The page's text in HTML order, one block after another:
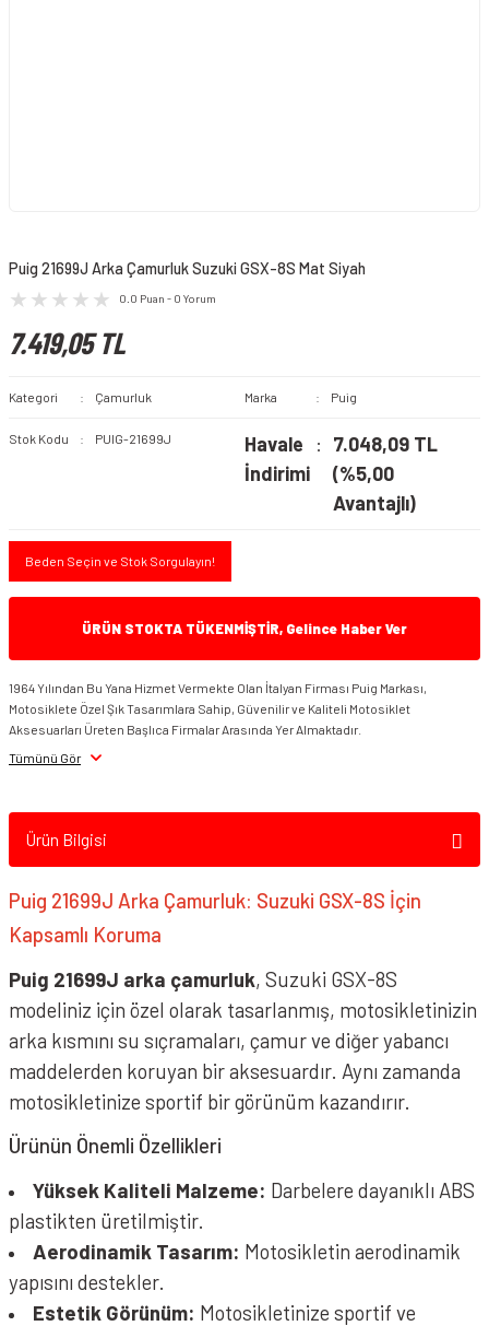
Puig 21699J Arka Çamurluk Suzuki GSX-8S Mat Siyah
0.0 Puan - 0 Yorum
7.419,05 TL
Kategori Çamurluk Marka Puig
Stok Kodu PUIG-21699J
Havale
İndirimi
7.048,09 TL
(%5,00
Avantajlı)
Beden Seçin ve Stok Sorgulayın!
ÜRÜN STOKTA TÜKENMİŞTİR, Gelince Haber Ver
1964 Yılından Bu Yana Hizmet Vermekte Olan İtalyan Firması Puig Markası,
Motosiklete Özel Şık Tasarımlara Sahip, Güvenilir ve Kaliteli Motosiklet
Aksesuarları Üreten Başlıca Firmalar Arasında Yer Almaktadır.
Tümünü Gör
Ürün Bilgisi
Puig 21699J Arka Çamurluk: Suzuki GSX-8S İçin
Kapsamlı Koruma
Puig 21699J arka çamurluk, Suzuki GSX-8S
modeliniz için özel olarak tasarlanmış, motosikletinizin
arka kısmını su sıçramaları, çamur ve diğer yabancı
maddelerden koruyan bir aksesuardır. Aynı zamanda
motosikletinize sportif bir görünüm kazandırır.
Ürünün Önemli Özellikleri
Yüksek Kaliteli Malzeme: Darbelere dayanıklı ABS
plastikten üretilmiştir.
Aerodinamik Tasarım: Motosikletin aerodinamik
yapısını destekler.
Estetik Görünüm: Motosikletinize sportif ve